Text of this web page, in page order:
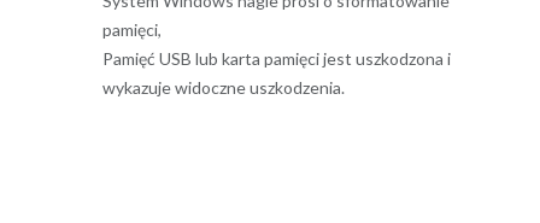
pamięci,
Pamięć USB lub karta pamięci jest uszkodzona i
wykazuje widoczne uszkodzenia.